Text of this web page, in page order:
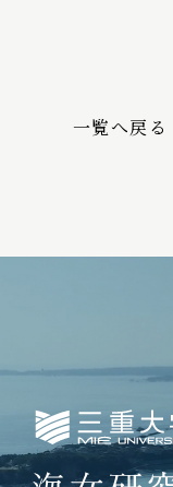
一覧へ戻る